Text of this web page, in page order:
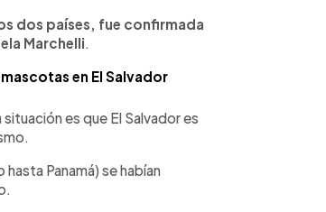
dos países, fue confirmada
Marchelli
en El Salvador
es que El Salvador es
Panamá) se habían